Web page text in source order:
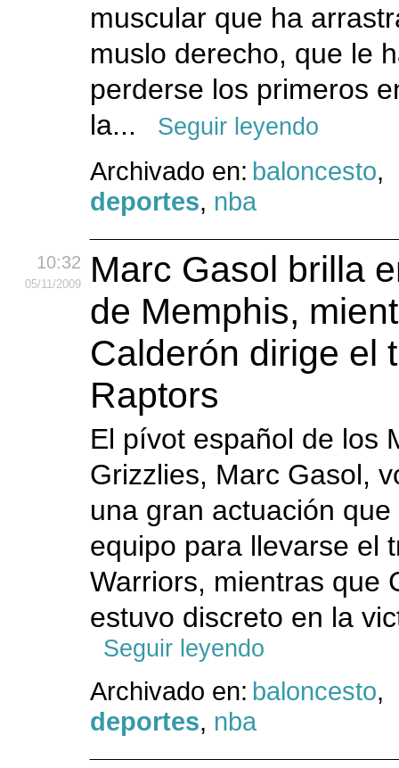
muscular que ha
muslo derecho, que le
perderse los primeros
la...
Seguir leyendo
Archivado en: baloncesto,
deportes, nba
10:32
05/11/2009
Marc Gasol brilla
de Memphis,
Calderón dirige el
Raptors
El pívot español de los
Grizzlies, Marc Gasol,
una gran actuación
equipo para llevarse el
Warriors, mientras que
estuvo discreto en la
Seguir leyendo
Archivado en: baloncesto,
deportes, nba